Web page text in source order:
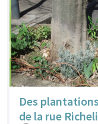
Des
de la rue